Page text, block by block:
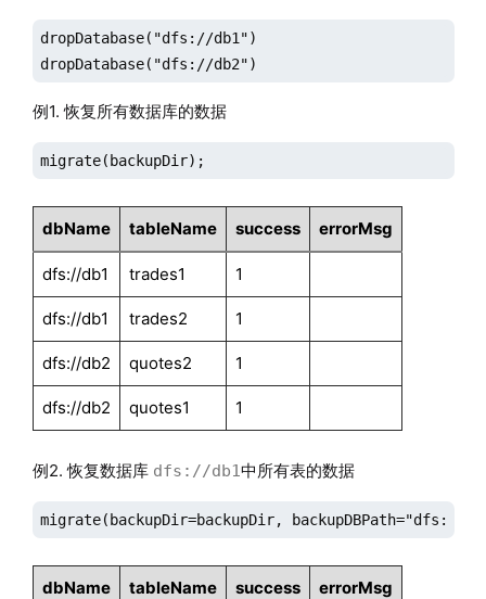
dropDatabase("dfs://db1")
dropDatabase("dfs://db2")
例1. 恢复所有数据库的数据
migrate(backupDir);
dbName tableName success errorMsg
dfs://db1 trades1 1
dfs://db1 trades2 1
dfs://db2 quotes2 1
dfs://db2 quotes1 1
例2. 恢复数据库 dfs://db1中所有表的数据
migrate(backupDir=backupDir, backupDBPath="dfs://
dbName tableName success errorMsg